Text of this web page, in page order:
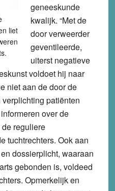
liet
geneeskunde
kwalijk. “Met de
door verweerder
geventileerde,
uiterst negatieve
voldoet hij naar
niet aan de door de
patiënten
over de
reguliere
tuchtrechters. Ook aan
dossierplicht, waaraan
gebonden is, voldeed
Opmerkelijk en